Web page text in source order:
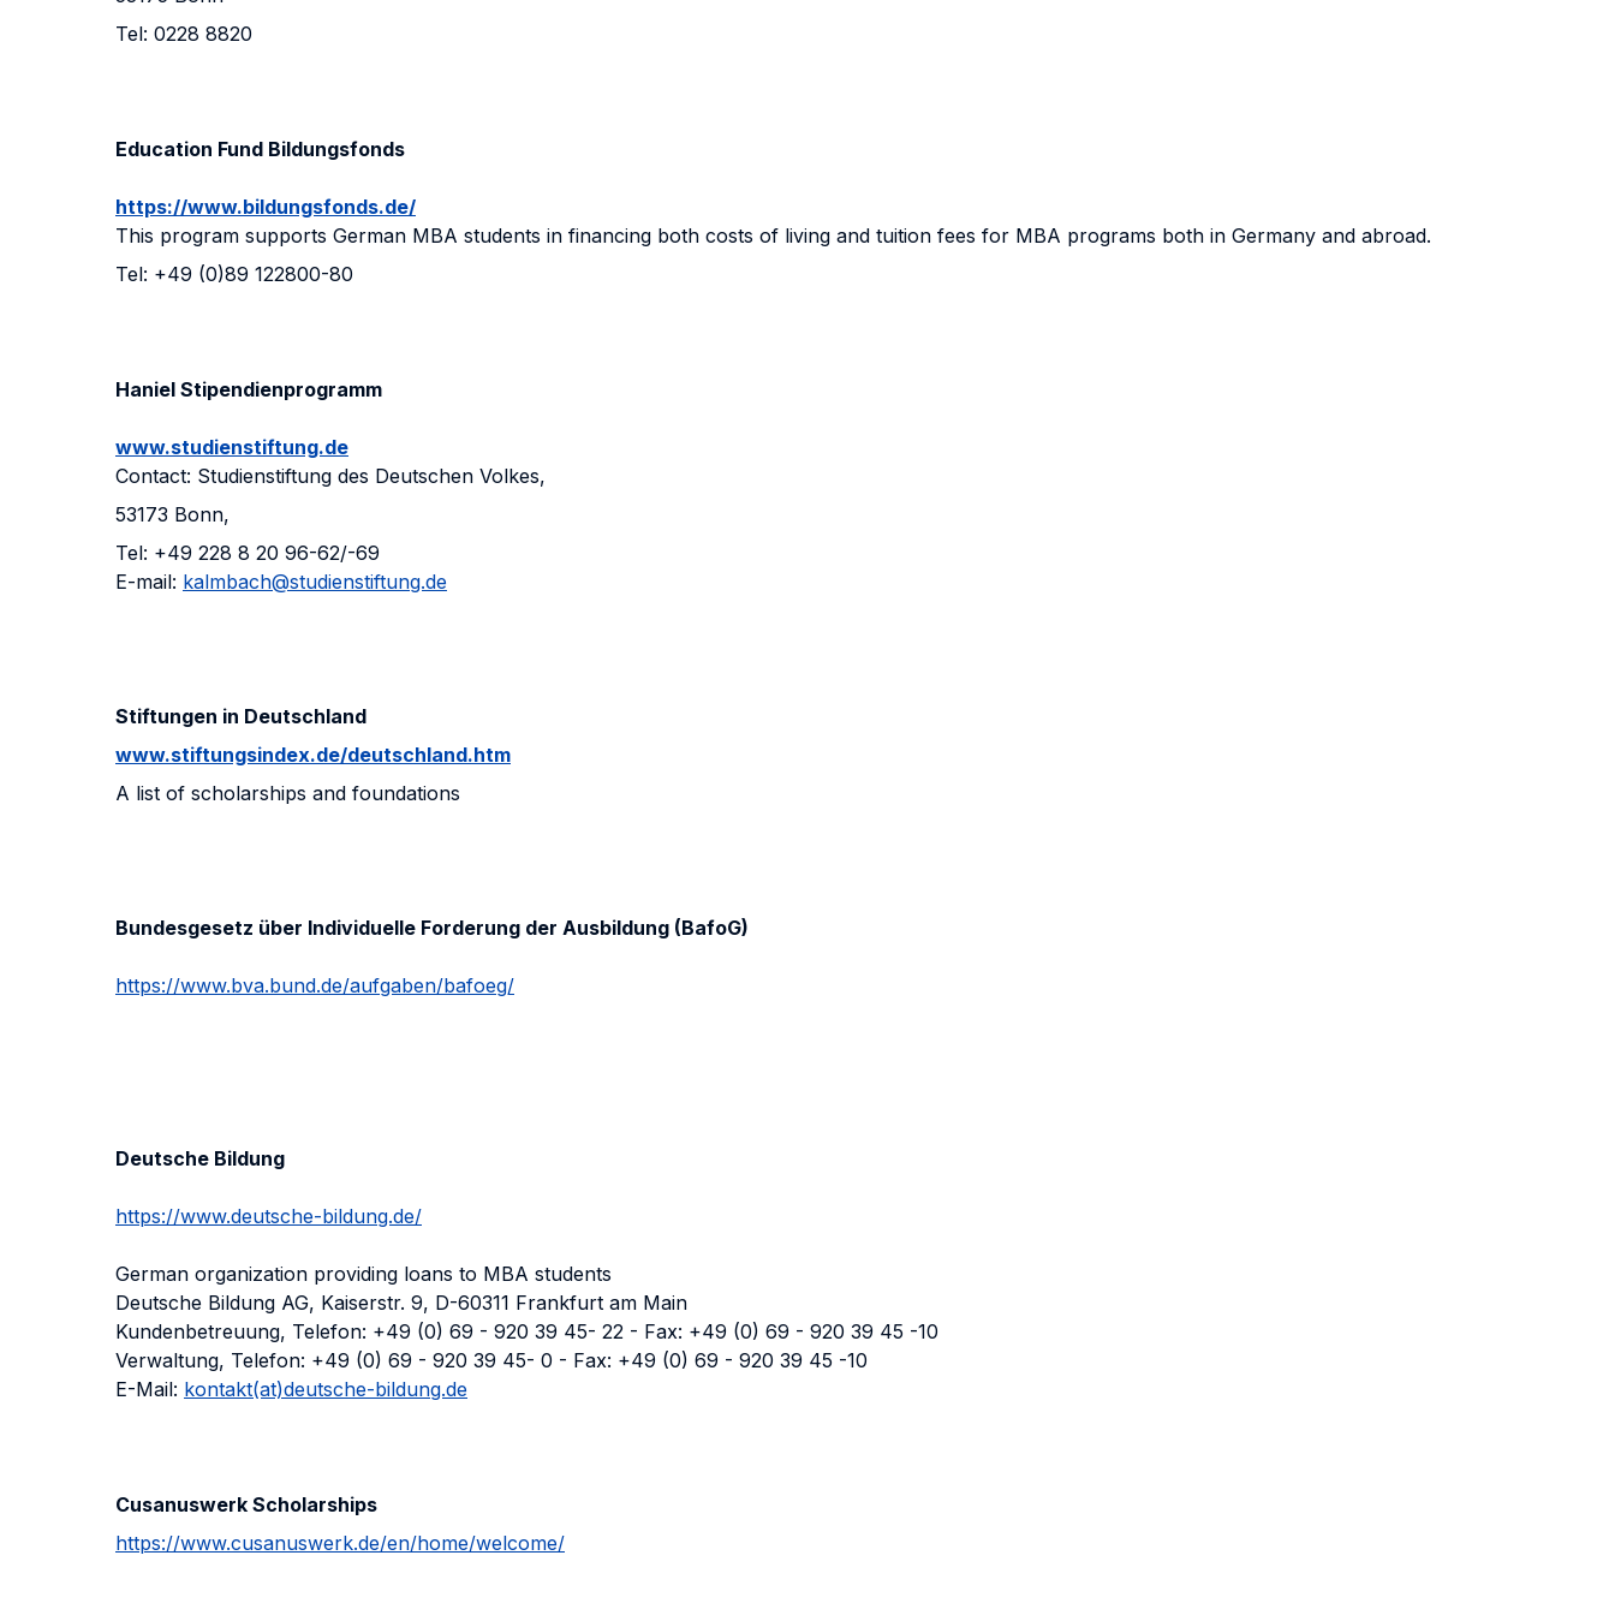
Tel: 0228 8820
Education Fund Bildungsfonds
https://www.bildungsfonds.de/
This program supports German MBA students in financing both costs of living and tuition fees for MBA programs both in Germany and abroad.
Tel: +49 (0)89 122800-80
Haniel Stipendienprogramm
www.studienstiftung.de
Contact: Studienstiftung des Deutschen Volkes,
53173 Bonn,
Tel: +49 228 8 20 96-62/-69
E-mail: kalmbach@studienstiftung.de
Stiftungen in Deutschland
www.stiftungsindex.de/deutschland.htm
A list of scholarships and foundations
Bundesgesetz über Individuelle Forderung der Ausbildung (BafoG)
https://www.bva.bund.de/aufgaben/bafoeg/
Deutsche Bildung
https://www.deutsche-bildung.de/
German organization providing loans to MBA students
Deutsche Bildung AG, Kaiserstr. 9, D-60311 Frankfurt am Main
Kundenbetreuung, Telefon: +49 (0) 69 - 920 39 45- 22 - Fax: +49 (0) 69 - 920 39 45 -10
Verwaltung, Telefon: +49 (0) 69 - 920 39 45- 0 - Fax: +49 (0) 69 - 920 39 45 -10
E-Mail: kontakt(at)deutsche-bildung.de
Cusanuswerk Scholarships
https://www.cusanuswerk.de/en/home/welcome/